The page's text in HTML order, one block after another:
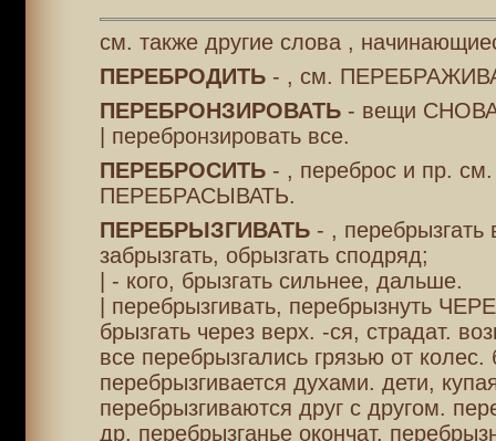
см. также другие слова ,
ПЕРЕБРОДИТЬ- , см.
ПЕРЕБРОНЗИРОВАТЬ- вещи
| перебронзировать все.
ПЕРЕБРОСИТЬ- , переброс и пр. см.
ПЕРЕБРАСЫВАТЬ.
ПЕРЕБРЫЗГИВАТЬ- , перебрызгать
забрызгать, обрызгать сподряд;
| - кого, брызгать сильнее, дальше.
| перебрызгивать, перебрызнуть
брызгать через верх. -ся, страдат.
все перебрызгались грязью от колес.
перебрызгивается духами. дети,
перебрызгиваются друг с другом.
др. перебрызганье окончат.